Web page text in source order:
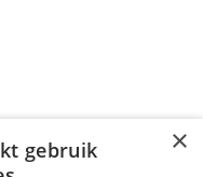
×
gebruik